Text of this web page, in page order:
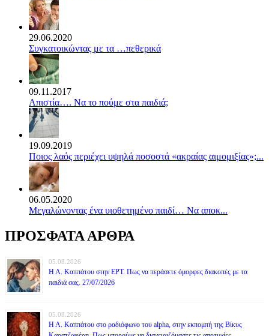
29.06.2020
Συγκατοικώντας με τα …πεθερικά
09.11.2017
Απιστία…. Να το πούμε στα παιδιά;
19.09.2019
Ποιος λαός περιέχει υψηλά ποσοστά «ακραίας αιμομιξίας»;...
06.05.2020
Mεγαλώνοντας ένα υιοθετημένο παιδί… Να αποκ...
ΠΡΟΣΦΑΤΑ ΑΡΘΡΑ
05.08.2026
Η Α. Καππάτου στην ΕΡΤ. Πως να περάσετε όμορφες διακοπές με τα
παιδιά σας. 27/07/2026
05.08.2026
Η Α. Καππάτου στο ραδιόφωνο του alpha, στην εκπομπή της Βίκυς